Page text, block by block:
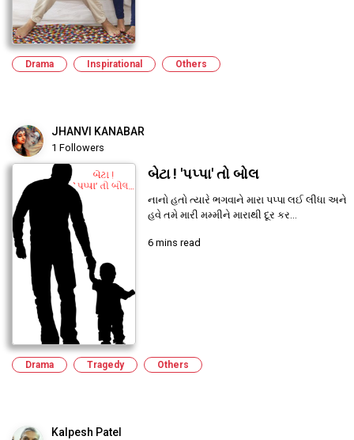
Drama Inspirational Others
JHANVI KANABAR
1 Followers
બેટા ! 'પપ્પા' તો બોલ
નાનો હતો ત્યારે ભગવાને મારા પપ્પા લઈ લીધા અને
હવે તમે મારી મમ્મીને મારાથી દૂર કર...
6 mins read
Drama Tragedy Others
Kalpesh Patel